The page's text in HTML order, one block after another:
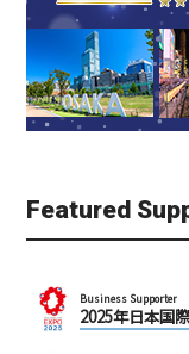
Featured
Business Supporter
2025年日本国